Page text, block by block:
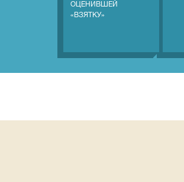
ОЦЕНИВШЕЙ
«ВЗЯТКУ»